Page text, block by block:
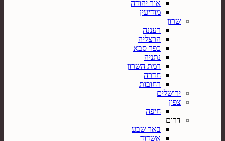
אור יהודה
מודיעין
שרון
רעננה
הרצליה
כפר סבא
נתניה
רמת השרון
חדרה
רחובות
ירושלים
צפון
חיפה
דרום
באר שבע
אשדוד